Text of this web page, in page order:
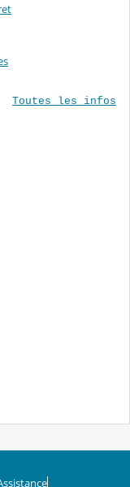
Toutes les infos